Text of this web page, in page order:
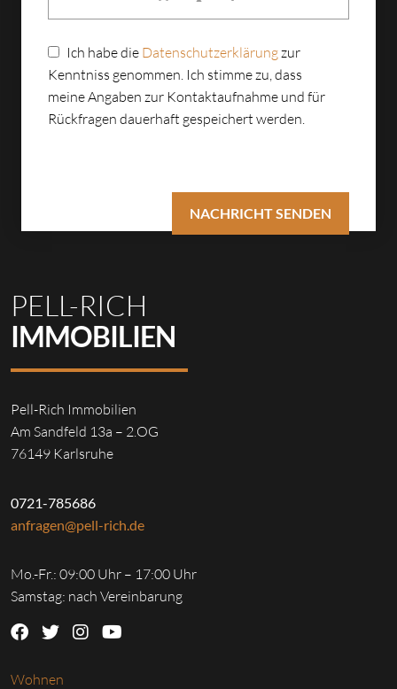
Ich habe die Datenschutzerklärungzur
Kenntniss genommen. Ich stimme zu, dass
meine Angaben zur Kontaktaufnahme und für
Rückfragen dauerhaft gespeichert werden.
PELL-RICH
IMMOBILIEN
Pell-Rich Immobilien
Am Sandfeld 13a – 2.OG
76149 Karlsruhe
0721-785686
anfragen@pell-rich.de
Mo.-Fr.: 09:00 Uhr – 17:00 Uhr
Samstag: nach Vereinbarung
Wohnen